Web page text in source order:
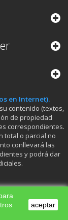
en Internet).
contenido (textos,
de propiedad
correspondientes.
total o parcial no
conllevará las
y podrá dar
aceptar